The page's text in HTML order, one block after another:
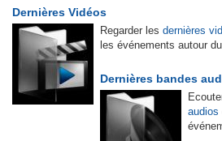
Dernières Vidéos
Regarder les dernières
les événements autour
Dernières bandes
audios